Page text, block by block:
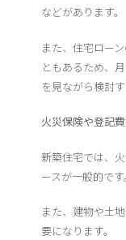
などがあります。
また、住宅ロー
ともあるため、
を見ながら検討
火災保険や登記
新築住宅では、
ースが一般的です。
また、建物や土
要になります。